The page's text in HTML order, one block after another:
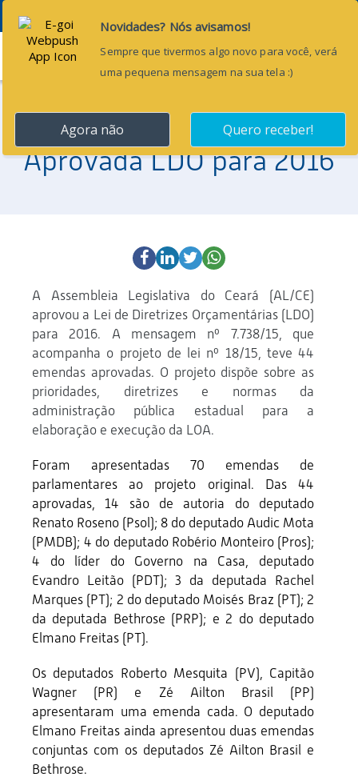
Menu
20 de julho de 2015
Aprovada LDO para 2016
A Assembleia Legislativa do Ceará (AL/CE)
aprovou a Lei de Diretrizes Orçamentárias (LDO)
para 2016. A mensagem nº 7.738/15, que
acompanha o projeto de lei nº 18/15, teve 44
emendas aprovadas. O projeto dispõe sobre as
prioridades, diretrizes e normas da
administração pública estadual para a
elaboração e execução da LOA.
Foram apresentadas 70 emendas de
parlamentares ao projeto original. Das 44
aprovadas, 14 são de autoria do deputado
Renato Roseno (Psol); 8 do deputado Audic Mota
(PMDB); 4 do deputado Robério Monteiro (Pros);
4 do líder do Governo na Casa, deputado
Evandro Leitão (PDT); 3 da deputada Rachel
Marques (PT); 2 do deputado Moisés Braz (PT); 2
da deputada Bethrose (PRP); e 2 do deputado
Elmano Freitas (PT).
Os deputados Roberto Mesquita (PV), Capitão
Wagner (PR) e Zé Ailton Brasil (PP)
apresentaram uma emenda cada. O deputado
Elmano Freitas ainda apresentou duas emendas
conjuntas com os deputados Zé Ailton Brasil e
Bethrose.